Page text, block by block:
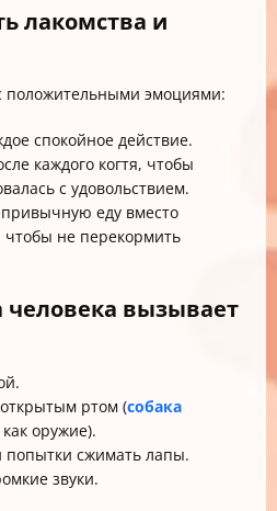
лакомства и
положительными эмоциями:
спокойное действие.
каждого когтя, чтобы
с удовольствием.
еду вместо
не перекормить
человека вызывает
ртом (собака
как оружие).
попытки сжимать лапы.
звуки.